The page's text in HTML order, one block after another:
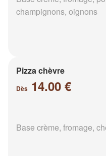
champignons, oignons
Pizza chèvre
Dès 14.00 €
Base crème, fromage,